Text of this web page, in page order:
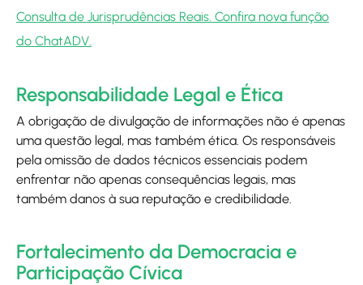
Consulta de Jurisprudências Reais. Confira nova função
do ChatADV.
Responsabilidade Legal e Ética
A obrigação de divulgação de informações não é apenas
uma questão legal, mas também ética. Os responsáveis
pela omissão de dados técnicos essenciais podem
enfrentar não apenas consequências legais, mas
também danos à sua reputação e credibilidade.
Fortalecimento da Democracia e
Participação Cívica